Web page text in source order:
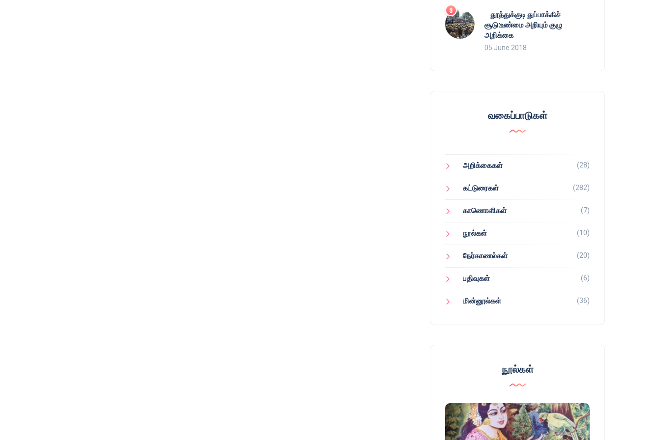
தூத்துக்குடி துப்பாக்கிச்
சூடு:உண்மை அறியும் குழு
அறிக்கை
05 June 2018
வகைப்பாடுகள்
அறிக்கைகள் (28)
கட்டுரைகள் (282)
காணொளிகள் (7)
நூல்கள் (10)
நேர்காணல்கள் (20)
பதிவுகள் (6)
மின்னூல்கள் (36)
நூல்கள்